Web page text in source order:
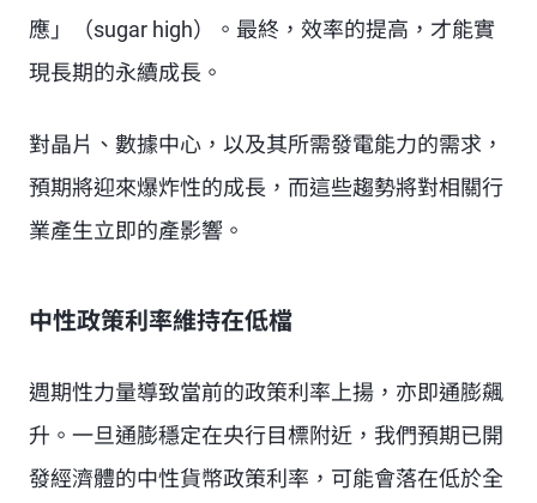
應」（sugar high）。最終，效率的提高，才能實
現長期的永續成長。
對晶片、數據中心，以及其所需發電能力的需求，
預期將迎來爆炸性的成長，而這些趨勢將對相關行
業產生立即的產影響。
中性政策利率維持在低檔
週期性力量導致當前的政策利率上揚，亦即通膨飆
升。一旦通膨穩定在央行目標附近，我們預期已開
發經濟體的中性貨幣政策利率，可能會落在低於全